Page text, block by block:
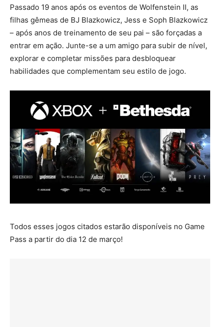
Passado 19 anos após os eventos de Wolfenstein II, as
filhas gêmeas de BJ Blazkowicz, Jess e Soph Blazkowicz
– após anos de treinamento de seu pai – são forçadas a
entrar em ação. Junte-se a um amigo para subir de nível,
explorar e completar missões para desbloquear
habilidades que complementam seu estilo de jogo.
Todos esses jogos citados estarão disponíveis no Game
Pass a partir do dia 12 de março!